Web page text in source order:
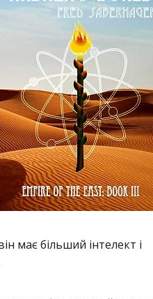
має більший інтелект і